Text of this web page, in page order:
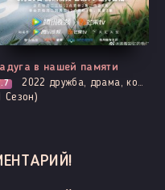
серии
в нашей памяти
2022 дружба, драма, комедия, повседневность, романтика, про школу и школьников
Сезон)